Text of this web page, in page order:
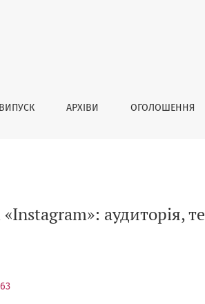
формат
АРХІВИ ОГОЛОШЕННЯ
аудиторія,